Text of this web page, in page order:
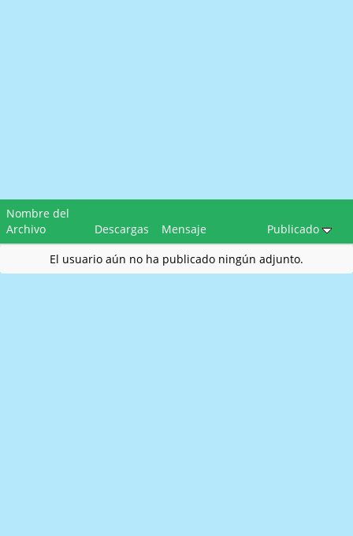
Nombre del
Archivo
Descargas Mensaje
Publicado
El usuario aún no ha publicado ningún adjunto.